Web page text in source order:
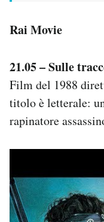
Rai Movie
21.05 – Sulle
Film del 1988
titolo è letterale:
rapinatore